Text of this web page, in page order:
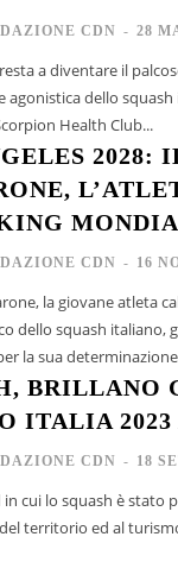
CDN - 28
a diventare il
agonistica dello
Health Club...
2028:
CDN - 16
la giovane atleta
dello squash italiano,
la sua
BRILLANO
ITALIA 2023
CDN - 18
in cui lo squash è stato
turismo. E’ stato questo il “Torneo Italia Squash